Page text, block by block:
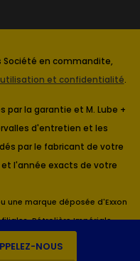
NOUS
Société en commandite,
et confidentialité.
par la garantie et M. Lube +
d'entretien et les
par le fabricant de votre
l'année exacts de votre
une marque déposée d'Exxon
Pétrolière Impériale,